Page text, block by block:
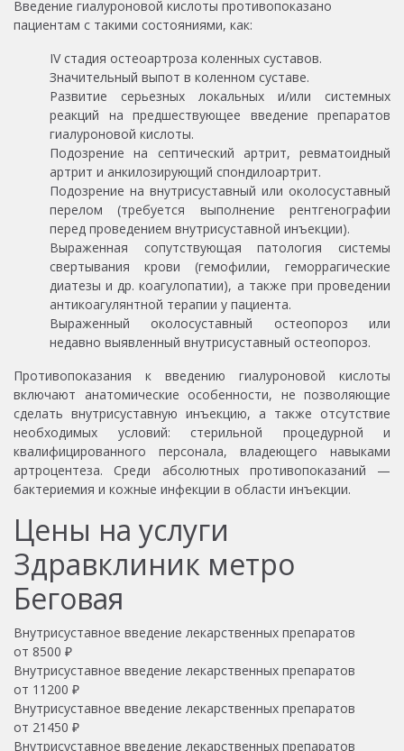
Введение гиалуроновой кислоты противопоказано
пациентам с такими состояниями, как:
IV стадия остеоартроза коленных суставов.
Значительный выпот в коленном суставе.
Развитие серьезных локальных и/или системных
реакций на предшествующее введение препаратов
гиалуроновой кислоты.
Подозрение на септический артрит, ревматоидный
артрит и анкилозирующий спондилоартрит.
Подозрение на внутрисуставный или околосуставный
перелом (требуется выполнение рентгенографии
перед проведением внутрисуставной инъекции).
Выраженная сопутствующая патология системы
свертывания крови (гемофилии, геморрагические
диатезы и др. коагулопатии), а также при проведении
антикоагулянтной терапии у пациента.
Выраженный околосуставный остеопороз или
недавно выявленный внутрисуставный остеопороз.
Противопоказания к введению гиалуроновой кислоты
включают анатомические особенности, не позволяющие
сделать внутрисуставную инъекцию, а также отсутствие
необходимых условий: стерильной процедурной и
квалифицированного персонала, владеющего навыками
артроцентеза. Среди абсолютных противопоказаний —
бактериемия и кожные инфекции в области инъекции.
Цены на услуги
Здравклиник метро
Беговая
Внутрисуставное введение лекарственных препаратов
от 8500 ₽
Внутрисуставное введение лекарственных препаратов
от 11200 ₽
Внутрисуставное введение лекарственных препаратов
от 21450 ₽
Внутрисуставное введение лекарственных препаратов